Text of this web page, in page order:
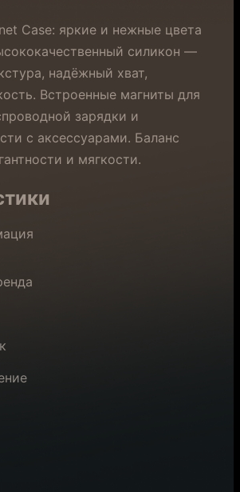
Case: яркие и нежные цвета
силикон —
надёжный хват,
Встроенные магниты для
зарядки и
с аксессуарами. Баланс
и мягкости.